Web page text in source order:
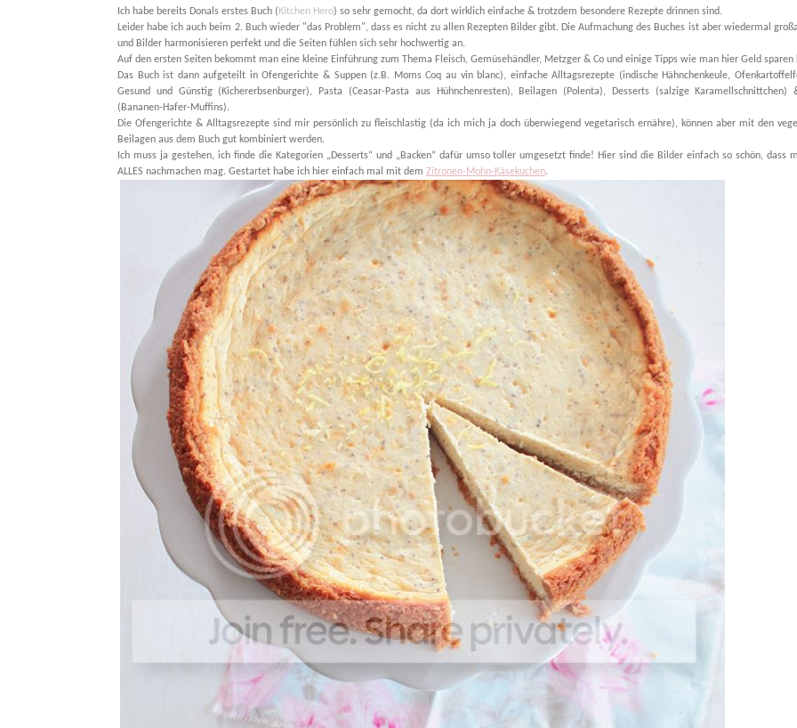
Ich habe bereits Donals erstes Buch ( Kitchen Hero) so sehr gemocht, da dort wirklich einfache & trotzdem besondere Rezepte drinnen sind.
Leider habe ich auch beim 2. Buch wieder "das Problem", dass es nicht zu allen Rezepten Bilder gibt. Die Aufmachung des Buches ist aber wiedermal
und Bilder harmonisieren perfekt und die Seiten fühlen sich sehr hochwertig an.
Auf den ersten Seiten bekommt man eine kleine Einführung zum Thema Fleisch, Gemüsehändler, Metzger & Co und einige Tipps wie man hier Geld sparen
Das Buch ist dann aufgeteilt in Ofengerichte & Suppen (z.B. Moms Coq au vin blanc), einfache Alltagsrezepte (indische Hähnchenkeule,
Gesund und Günstig (Kichererbsenburger), Pasta (Ceasar-Pasta aus Hühnchenresten), Beilagen (Polenta), Desserts (salzige Karamellschnittchen)
(Bananen-Hafer-Muffins).
Die Ofengerichte & Alltagsrezepte sind mir persönlich zu fleischlastig (da ich mich ja doch überwiegend vegetarisch ernähre), können aber mit den
Beilagen aus dem Buch gut kombiniert werden.
Ich muss ja gestehen, ich finde die Kategorien „Desserts“ und „Backen“ dafür umso toller umgesetzt finde! Hier sind die Bilder einfach so schön, dass
ALLES nachmachen mag. Gestartet habe ich hier einfach mal mit dem Zitronen-Mohn-Käsekuchen.